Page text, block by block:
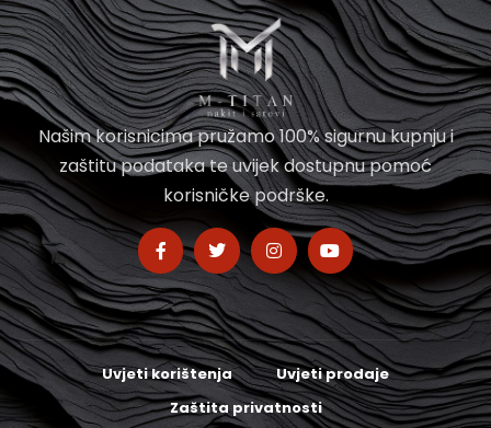
Našim korisnicima pružamo 100% sigurnu kupnju i
zaštitu podataka te uvijek dostupnu pomoć
korisničke podrške.
Uvjeti korištenja
Uvjeti prodaje
Zaštita privatnosti